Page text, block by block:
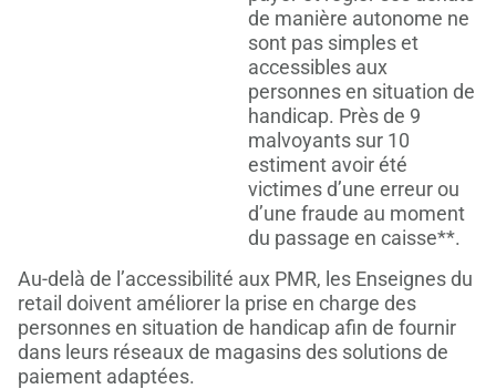
de manière autonome ne
sont pas simples et
accessibles aux
personnes en situation de
handicap. Près de 9
malvoyants sur 10
estiment avoir été
victimes d’une erreur ou
d’une fraude au moment
du passage en caisse**.
Au-delà de l’accessibilité aux PMR, les Enseignes du
retail doivent améliorer la prise en charge des
personnes en situation de handicap afin de fournir
dans leurs réseaux de magasins des solutions de
paiement adaptées.